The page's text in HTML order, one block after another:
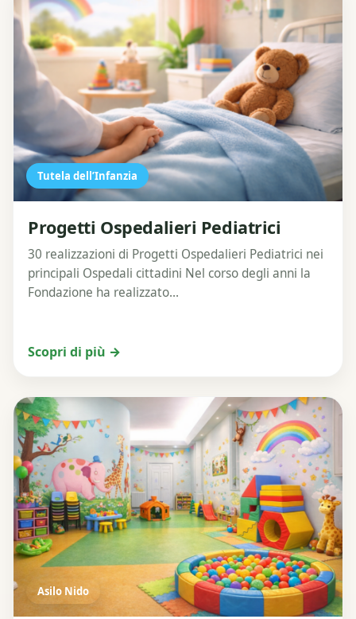
Tutela dell’Infanzia
Progetti Ospedalieri Pediatrici
30 realizzazioni di Progetti Ospedalieri Pediatrici nei
principali Ospedali cittadini Nel corso degli anni la
Fondazione ha realizzato...
Scopri di più →
Asilo Nido